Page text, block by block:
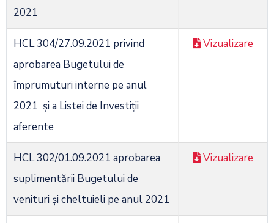
2021
HCL 304/27.09.2021 privind
aprobarea Bugetului de
împrumuturi interne pe anul
2021 și a Listei de Investiții
aferente
Vizualizare
HCL 302/01.09.2021 aprobarea
suplimentării Bugetului de
venituri și cheltuieli pe anul 2021
Vizualizare